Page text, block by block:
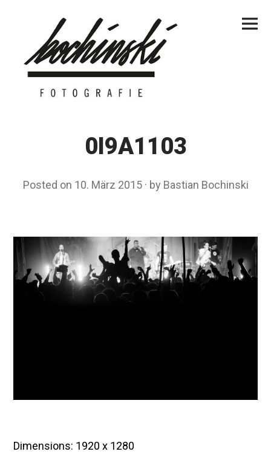
Menu
0I9A1103
Posted on 10. März 2015 by Bastian Bochinski
Dimensions: 1920 x 1280